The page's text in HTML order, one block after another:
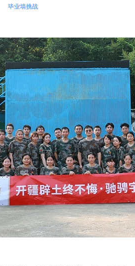
毕业墙挑战